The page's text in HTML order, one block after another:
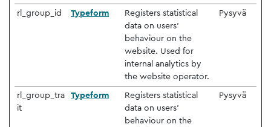
rl_group_id Typeform
Registers statistical
data on users'
behaviour on the
website. Used for
internal analytics by
the website operator.
Pysyvä
rl_group_tra
it
Typeform
Registers statistical
data on users'
behaviour on the
Pysyvä